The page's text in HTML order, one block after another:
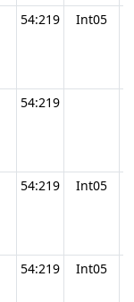
54:219 Int05
54:219
54:219 Int05
54:219 Int05